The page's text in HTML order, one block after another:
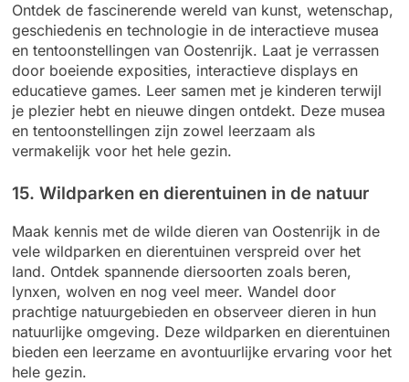
Ontdek de fascinerende wereld van kunst, wetenschap,
geschiedenis en technologie in de interactieve musea
en tentoonstellingen van Oostenrijk. Laat je verrassen
door boeiende exposities, interactieve displays en
educatieve games. Leer samen met je kinderen terwijl
je plezier hebt en nieuwe dingen ontdekt. Deze musea
en tentoonstellingen zijn zowel leerzaam als
vermakelijk voor het hele gezin.
15. Wildparken en dierentuinen in de natuur
Maak kennis met de wilde dieren van Oostenrijk in de
vele wildparken en dierentuinen verspreid over het
land. Ontdek spannende diersoorten zoals beren,
lynxen, wolven en nog veel meer. Wandel door
prachtige natuurgebieden en observeer dieren in hun
natuurlijke omgeving. Deze wildparken en dierentuinen
bieden een leerzame en avontuurlijke ervaring voor het
hele gezin.